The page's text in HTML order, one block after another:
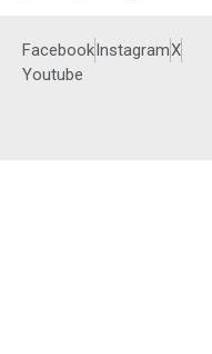
FacebookInstagramX
Youtube